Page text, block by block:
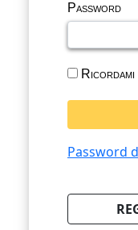
Password
Ricordami
Password